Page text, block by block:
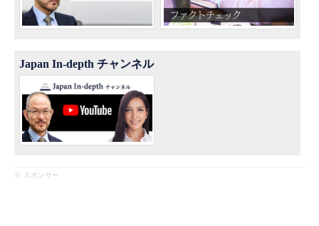
Japan In-depth チャンネル
※ スポンサー